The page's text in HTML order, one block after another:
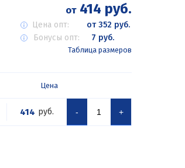
от414 руб.
Цена опт:
от 352 руб.
Бонусы опт:
7 руб.
Таблица размеров
Цена
414 руб. - +